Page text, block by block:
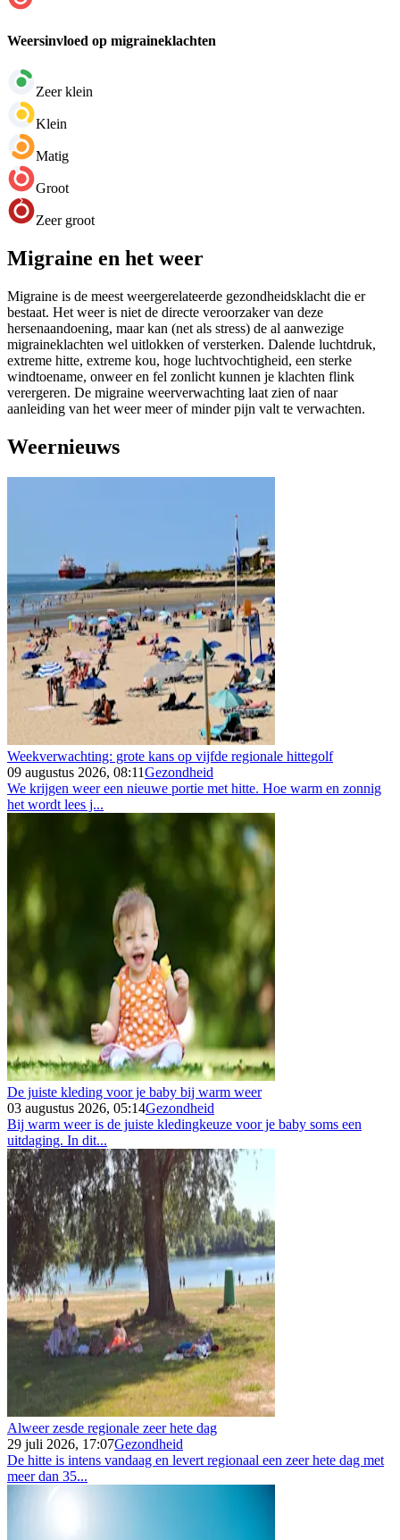
Weersinvloed op migraineklachten
Zeer klein
Klein
Matig
Groot
Zeer groot
Migraine en het weer
Migraine is de meest weergerelateerde gezondheidsklacht die er
bestaat. Het weer is niet de directe veroorzaker van deze
hersenaandoening, maar kan (net als stress) de al aanwezige
migraineklachten wel uitlokken of versterken. Dalende luchtdruk,
extreme hitte, extreme kou, hoge luchtvochtigheid, een sterke
windtoename, onweer en fel zonlicht kunnen je klachten flink
verergeren. De migraine weerverwachting laat zien of naar
aanleiding van het weer meer of minder pijn valt te verwachten.
Weernieuws
Weekverwachting: grote kans op vijfde regionale hittegolf
09 augustus 2026, 08:11Gezondheid
We krijgen weer een nieuwe portie met hitte. Hoe warm en zonnig
het wordt lees j...
De juiste kleding voor je baby bij warm weer
03 augustus 2026, 05:14Gezondheid
Bij warm weer is de juiste kledingkeuze voor je baby soms een
uitdaging. In dit...
Alweer zesde regionale zeer hete dag
29 juli 2026, 17:07Gezondheid
De hitte is intens vandaag en levert regionaal een zeer hete dag met
meer dan 35...